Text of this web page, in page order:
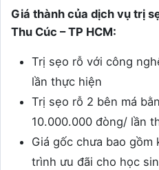
Giá thành của dịch vụ trị
Thu Cúc – TP HCM:
Trị sẹo rỗ với công
lần thực hiện
Trị sẹo rỗ 2 bên má
10.000.000 đòng/ lần
Giá gốc chưa bao
trình ưu đãi cho học